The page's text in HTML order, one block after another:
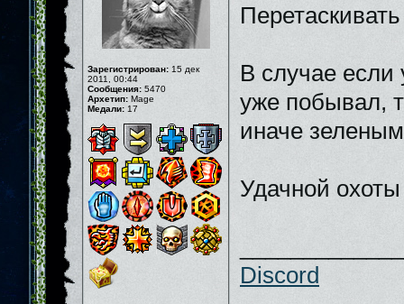
Зарегистрирован: 15 дек
2011, 00:44
Сообщения: 5470
Архетип: Mage
Медали: 17
В случае если
уже побывал,
иначе
Удачной
Discord